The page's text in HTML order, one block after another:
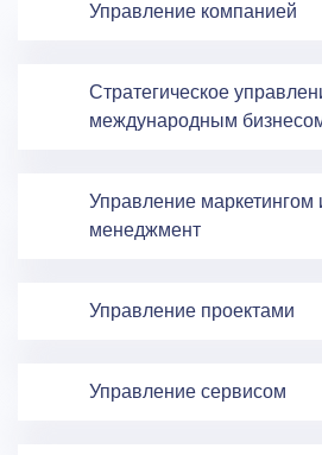
Управление компанией
Стратегическое
международным
Управление маркетингом
менеджмент
Управление проектами
Управление сервисом